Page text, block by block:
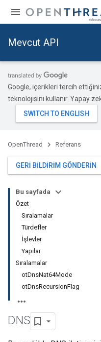
Mevcut API
Google, içerikleri tercih
teknolojisini kullanır. Yapay
OpenThread Referans
GERI BILDIRIM GÖNDERIN
Bu sayfada
Özet
Sıralamalar
Türdefler
İşlevler
Yapılar
Sıralamalar
otDnsNat64Mode
otDnsRecursionFlag
DNS